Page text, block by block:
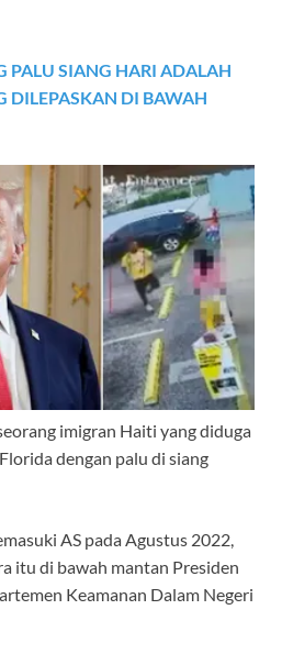
PALU SIANG HARI ADALAH
DILEPASKAN DI BAWAH
imigran Haiti yang diduga
dengan palu di siang
AS pada Agustus 2022,
itu di bawah mantan Presiden
Keamanan Dalam Negeri